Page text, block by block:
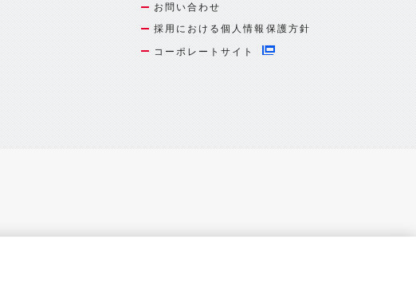
お問い合わせ
採用における個人情報保護方針
コーポレートサイト